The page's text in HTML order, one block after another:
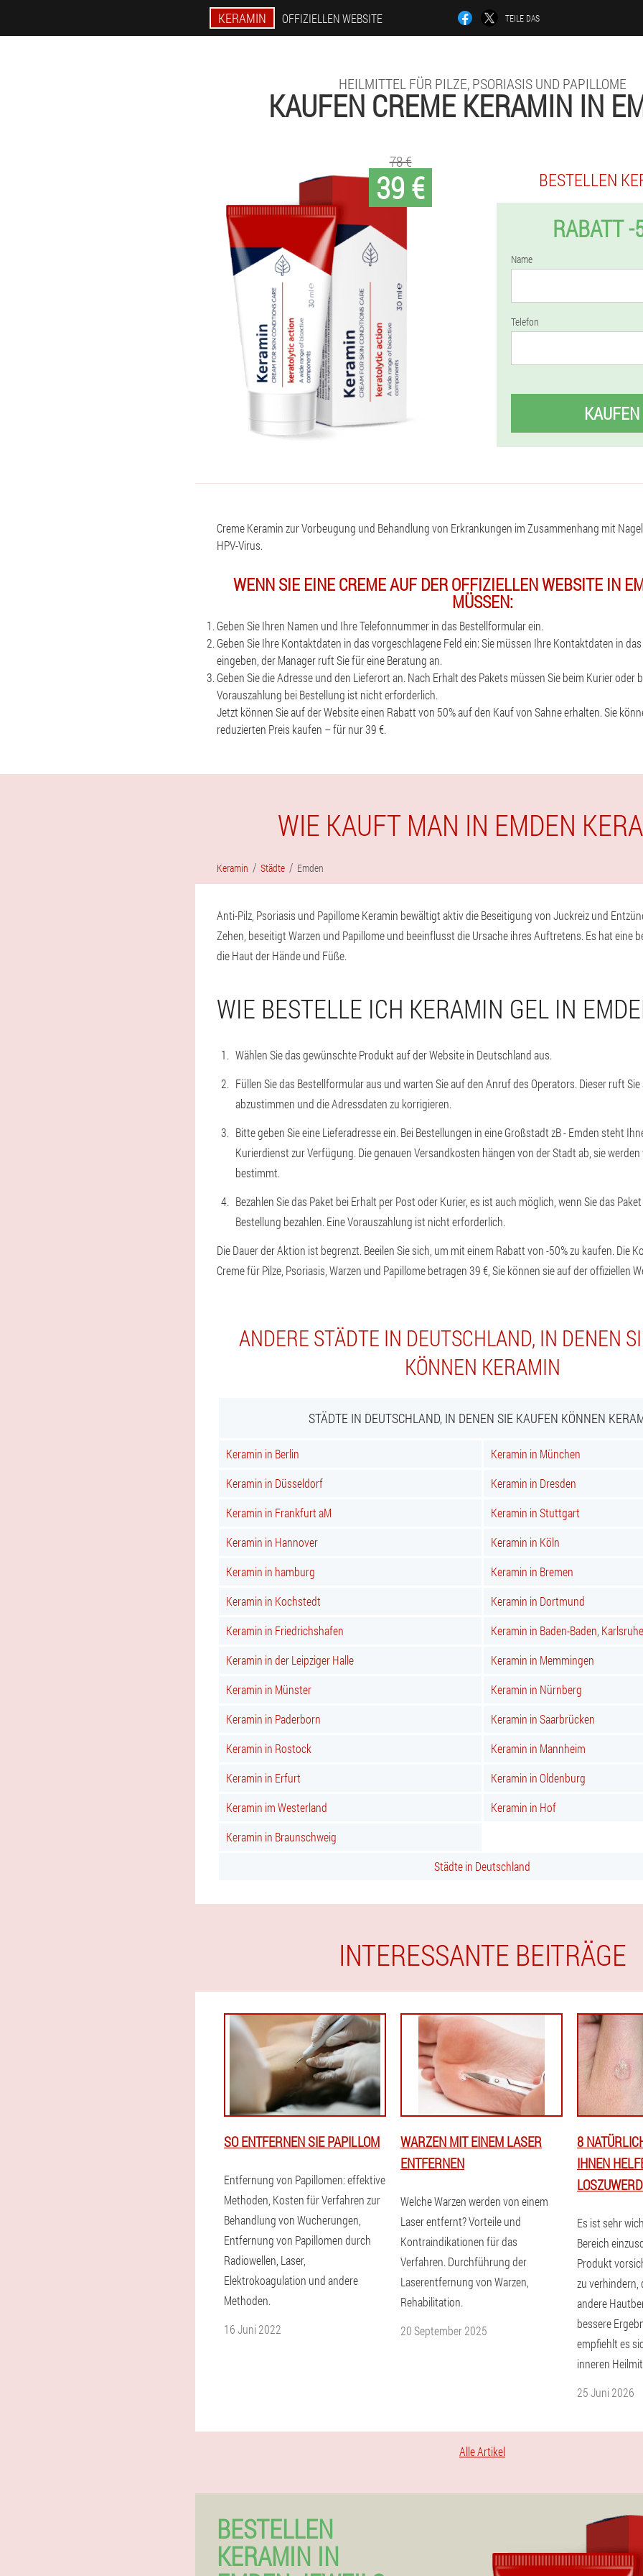
KERAMIN OFFIZIELLEN WEBSITE TEILE DAS
HEILMITTEL FÜR PILZE, PSORIASIS UND PAPILLOME
KAUFEN CREME KERAMIN IN
39 €
78 €
BESTELLEN
RABATT -
Name
Telefon
KAUFEN
Creme Keramin zur Vorbeugung und Behandlung von Erkrankungen im Zusammenhang mit
HPV-Virus.
WENN SIE EINE CREME AUF DER OFFIZIELLEN WEBSITE IN
MÜSSEN:
Geben Sie Ihren Namen und Ihre Telefonnummer in das Bestellformular ein.
Geben Sie Ihre Kontaktdaten in das vorgeschlagene Feld ein: Sie müssen Ihre Kontaktdaten in
eingeben, der Manager ruft Sie für eine Beratung an.
Geben Sie die Adresse und den Lieferort an. Nach Erhalt des Pakets müssen Sie beim Kurier oder
Vorauszahlung bei Bestellung ist nicht erforderlich.
Jetzt können Sie auf der Website einen Rabatt von 50% auf den Kauf von Sahne erhalten. Sie
reduzierten Preis kaufen – für nur 39 €.
WIE KAUFT MAN IN EMDEN
Keramin Städte Emden
Anti-Pilz, Psoriasis und Papillome Keramin bewältigt aktiv die Beseitigung von Juckreiz und
Zehen, beseitigt Warzen und Papillome und beeinflusst die Ursache ihres Auftretens. Es hat eine
die Haut der Hände und Füße.
WIE BESTELLE ICH KERAMIN GEL IN
Wählen Sie das gewünschte Produkt auf der Website in Deutschland aus.
Füllen Sie das Bestellformular aus und warten Sie auf den Anruf des Operators. Dieser ruft
abzustimmen und die Adressdaten zu korrigieren.
Bitte geben Sie eine Lieferadresse ein. Bei Bestellungen in eine Großstadt zB - Emden steht
Kurierdienst zur Verfügung. Die genauen Versandkosten hängen von der Stadt ab, sie
bestimmt.
Bezahlen Sie das Paket bei Erhalt per Post oder Kurier, es ist auch möglich, wenn Sie das
Bestellung bezahlen. Eine Vorauszahlung ist nicht erforderlich.
Die Dauer der Aktion ist begrenzt. Beeilen Sie sich, um mit einem Rabatt von -50% zu kaufen. Die
Creme für Pilze, Psoriasis, Warzen und Papillome betragen 39 €, Sie können sie auf der offiziellen
ANDERE STÄDTE IN DEUTSCHLAND, IN DENEN
KÖNNEN KERAMIN
STÄDTE IN DEUTSCHLAND, IN DENEN SIE KAUFEN KÖNNEN
Keramin in Berlin
Keramin in München
Keramin in Düsseldorf
Keramin in Dresden
Keramin in Frankfurt aM
Keramin in Stuttgart
Keramin in Hannover
Keramin in Köln
Keramin in hamburg
Keramin in Bremen
Keramin in Kochstedt
Keramin in Dortmund
Keramin in Friedrichshafen
Keramin in Baden-Baden, Karlsruhe
Keramin in der Leipziger Halle
Keramin in Memmingen
Keramin in Münster
Keramin in Nürnberg
Keramin in Paderborn
Keramin in Saarbrücken
Keramin in Rostock
Keramin in Mannheim
Keramin in Erfurt
Keramin in Oldenburg
Keramin im Westerland
Keramin in Hof
Keramin in Braunschweig
Städte in Deutschland
INTERESSANTE BEITRÄGE
SO ENTFERNEN SIE PAPILLOM
Entfernung von Papillomen: effektive
Methoden, Kosten für Verfahren zur
Behandlung von Wucherungen,
Entfernung von Papillomen durch
Radiowellen, Laser,
Elektrokoagulation und andere
Methoden.
16 Juni 2022
WARZEN MIT EINEM LASER
ENTFERNEN
Welche Warzen werden von einem
Laser entfernt? Vorteile und
Kontraindikationen für das
Verfahren. Durchführung der
Laserentfernung von Warzen,
Rehabilitation.
20 September 2025
8
IHNEN
Es ist sehr
Bereich
Produkt
zu verhindern,
andere
bessere
empfiehlt es
inneren
25 Juni 2026
Alle Artikel
BESTELLEN
KERAMIN IN